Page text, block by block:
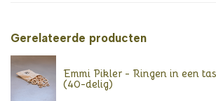
Gerelateerde producten
Emmi Pikler - Ringen in een tas
(40-delig)